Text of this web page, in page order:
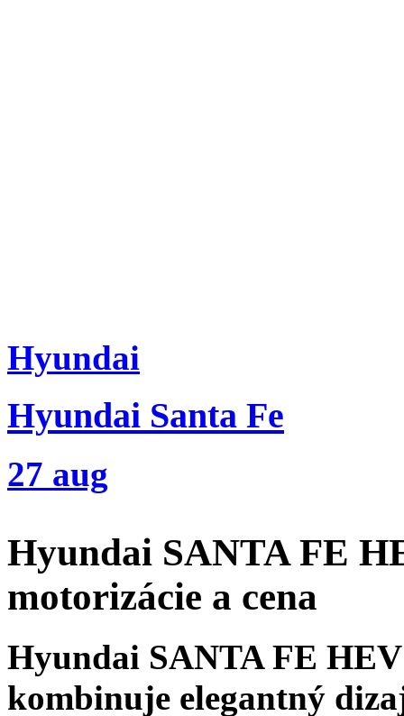
Hyundai
Hyundai Santa Fe
27 aug
Hyundai SANTA FE
motorizácie a cena
Hyundai SANTA FE
kombinuje elegantný